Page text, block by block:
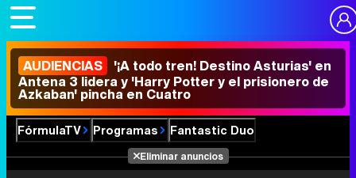
AUDIENCIAS '¡A todo tren! Destino Asturias' en
Antena 3 lidera y 'Harry Potter y el prisionero de
Azkaban' pincha en Cuatro
FórmulaTV Programas Fantastic Duo
Eliminar anuncios